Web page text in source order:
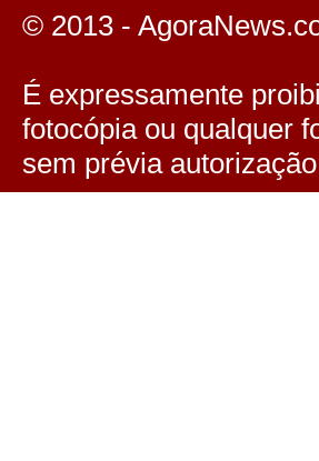
© 2013 -
É expressamente
fotocópia ou qualquer
sem prévia